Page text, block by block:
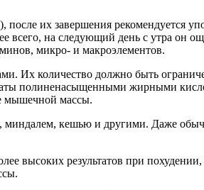
их завершения рекомендуется
всего, на следующий день с утра он
микро- и макроэлементов.
Их количество должно быть
полиненасыщенными жирными
мышечной массы.
кешью и другими. Даже
высоких результатов при